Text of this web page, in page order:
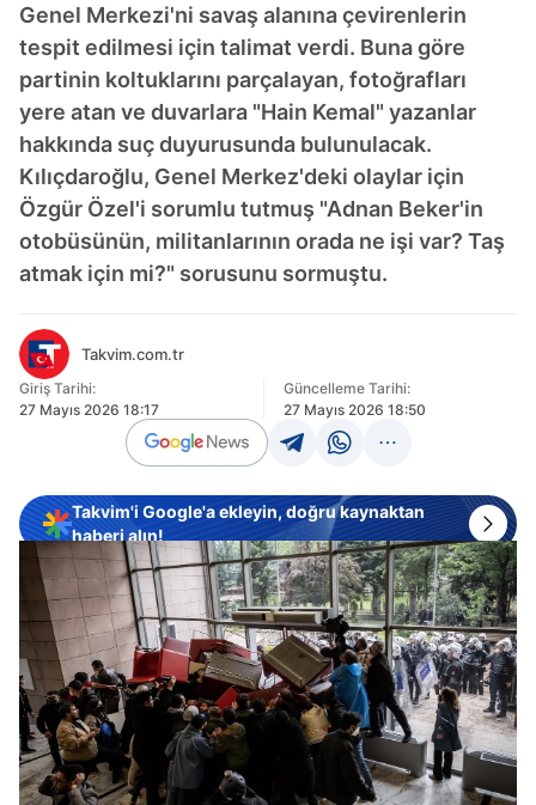
Genel Merkezi'ni savaş alanına çevirenlerin
tespit edilmesi için talimat verdi. Buna göre
partinin koltuklarını parçalayan, fotoğrafları
yere atan ve duvarlara "Hain Kemal" yazanlar
hakkında suç duyurusunda bulunulacak.
Kılıçdaroğlu, Genel Merkez'deki olaylar için
Özgür Özel'i sorumlu tutmuş "Adnan Beker'in
otobüsünün, militanlarının orada ne işi var? Taş
atmak için mi?" sorusunu sormuştu.
Takvim.com.tr
Giriş Tarihi:
27 Mayıs 2026 18:17
Güncelleme Tarihi:
27 Mayıs 2026 18:50
Takvim'i Google'a ekleyin, doğru kaynaktan
haberi alın!